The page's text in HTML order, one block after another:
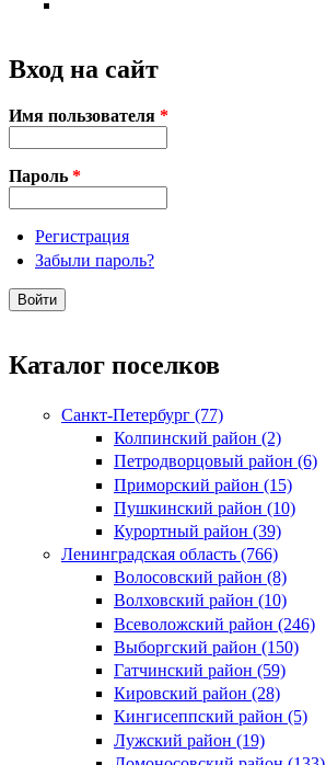
Вход на сайт
Имя пользователя *
Пароль *
Регистрация
Забыли пароль?
Каталог поселков
Санкт-Петербург (77)
Колпинский район (2)
Петродворцовый район (6)
Приморский район (15)
Пушкинский район (10)
Курортный район (39)
Ленинградская область (766)
Волосовский район (8)
Волховский район (10)
Всеволожский район (246)
Выборгский район (150)
Гатчинский район (59)
Кировский район (28)
Кингисеппский район (5)
Лужский район (19)